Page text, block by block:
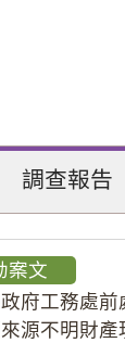
調查報告
案文
府工務處
源不明財